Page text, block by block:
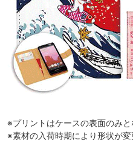
※プリントはケースの表面のみと
※素材の入荷時期により形状が